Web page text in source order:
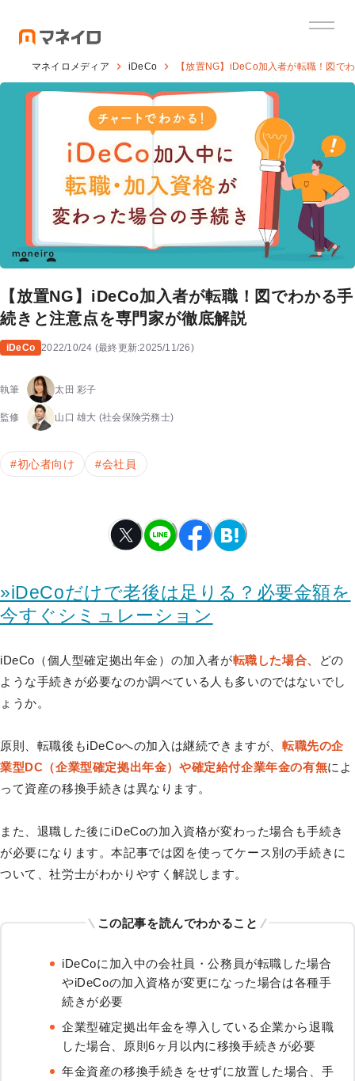
マネイロメディア iDeCo 【放置NG】iDeCo加入者が転職！図で
【放置NG】iDeCo加入者が転職！図でわかる手
続きと注意点を専門家が徹底解説
iDeCo 2022/10/24 (最終更新:2025/11/26)
執筆 太田 彩子
監修 山口 雄大 (社会保険労務士)
#初心者向け #会社員
»iDeCoだけで老後は足りる？必要金額を
今すぐシミュレーション
iDeCo（個人型確定拠出年金）の加入者が転職した場合、
どの
ような手続きが必要なのか調べている人も多いのではないでし
ょうか。
原則、転職後もiDeCoへの加入は継続できますが、 転職先の企
業型DC（企業型確定拠出年金）や確定給付企業年金の有無によ
って資産の移換手続きは異なります。
また、退職した後にiDeCoの加入資格が変わった場合も手続き
が必要になります。本記事では図を使ってケース別の手続きに
ついて、社労士がわかりやすく解説します。
この記事を読んでわかること
iDeCoに加入中の会社員・公務員が転職した場合
やiDeCoの加入資格が変更になった場合は各種手
続きが必要
企業型確定拠出年金を導入している企業から退職
した場合、原則6ヶ月以内に移換手続きが必要
年金資産の移換手続きをせずに放置した場合、手